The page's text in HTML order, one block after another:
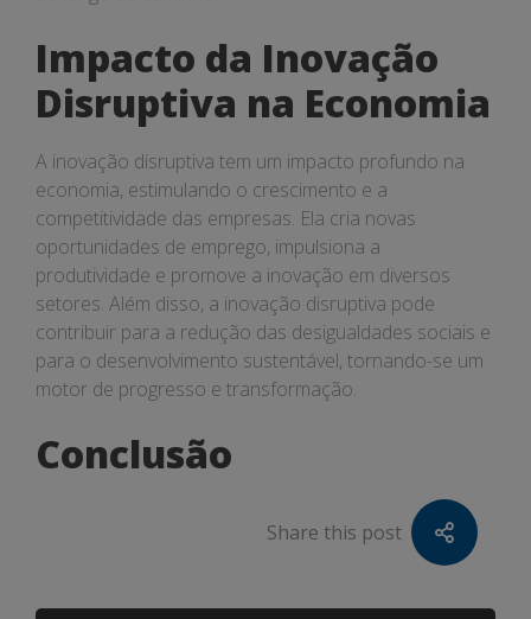
Impacto da Inovação
Disruptiva na Economia
A inovação disruptiva tem um impacto profundo na
economia, estimulando o crescimento e a
competitividade das empresas. Ela cria novas
oportunidades de emprego, impulsiona a
produtividade e promove a inovação em diversos
setores. Além disso, a inovação disruptiva pode
contribuir para a redução das desigualdades sociais e
para o desenvolvimento sustentável, tornando-se um
motor de progresso e transformação.
Conclusão
Share this post